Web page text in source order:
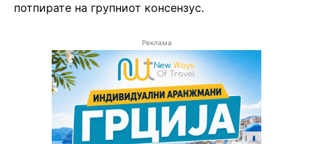
потпирате на групниот консензус.
Реклама